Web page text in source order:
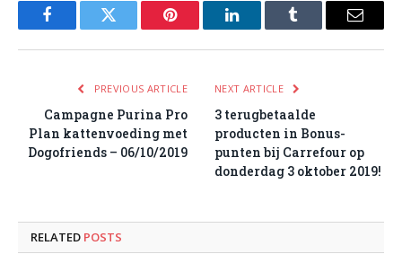
FacebookTwitter Pinterest LinkedInTumblr Email
PREVIOUS ARTICLE
Campagne Purina Pro
Plan kattenvoeding met
Dogofriends – 06/10/2019
NEXT ARTICLE
3 terugbetaalde
producten in Bonus-
punten bij Carrefour op
donderdag 3 oktober 2019!
RELATED POSTS